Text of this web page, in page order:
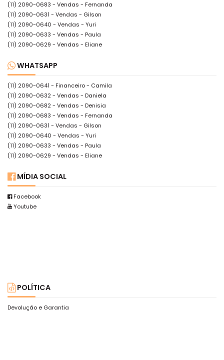
(11) 2090-0683 - Vendas - Fernanda
(11) 2090-0631 - Vendas - Gilson
(11) 2090-0640 - Vendas - Yuri
(11) 2090-0633 - Vendas - Paula
(11) 2090-0629 - Vendas - Eliane
WHATSAPP
(11) 2090-0641 - Financeiro - Camila
(11) 2090-0632- Vendas - Daniela
(11) 2090-0682- Vendas - Denisia
(11) 2090-0683 - Vendas - Fernanda
(11) 2090-0631 - Vendas - Gilson
(11) 2090-0640 - Vendas - Yuri
(11) 2090-0633 - Vendas - Paula
(11) 2090-0629 - Vendas - Eliane
MÍDIA SOCIAL
Facebook
Youtube
POLÍTICA
Devolução e Garantia